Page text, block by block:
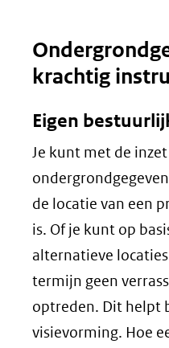
krachtig
Eigen
Je kunt met de
de locatie van een
is. Of je kunt op
alternatieve
termijn geen
optreden. Dit helpt
visievorming. Hoe